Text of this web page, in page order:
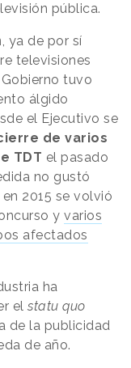
pública.
ya de por sí
televisiones
tuvo
álgido
el Ejecutivo se
de varios
TDT el pasado
no gustó
2015 se volvió
yvarios
afectados
ha
el statu quo
de la publicidad
de año.